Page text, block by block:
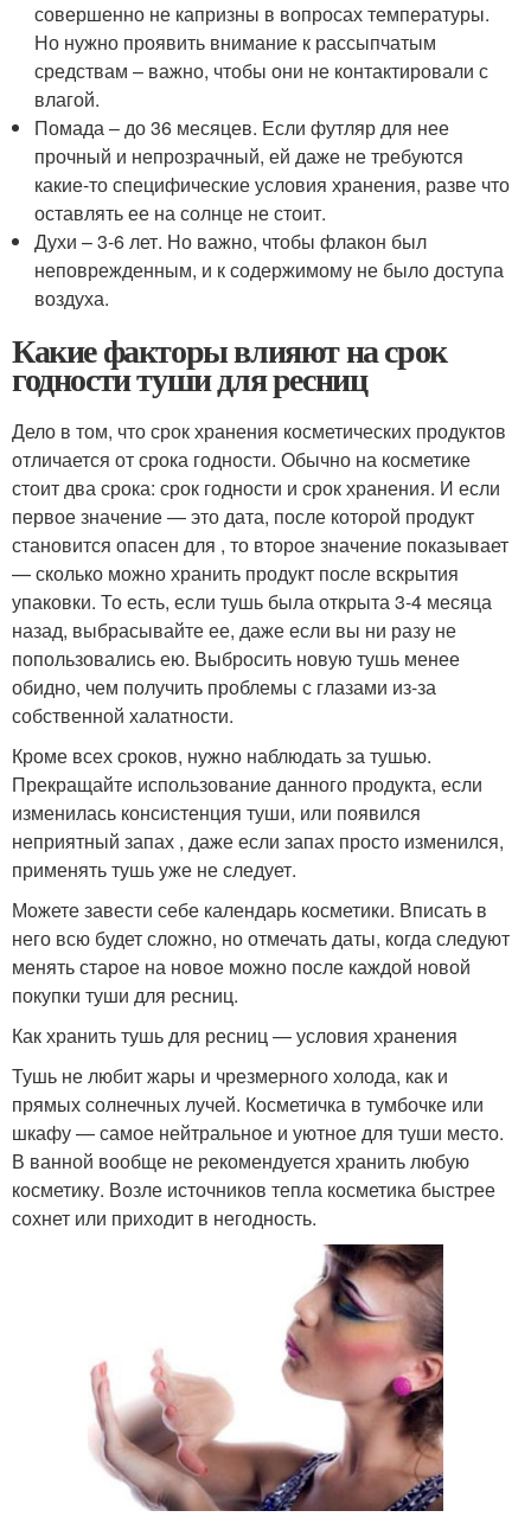
совершенно не капризны в вопросах температуры.
Но нужно проявить внимание к рассыпчатым
средствам – важно, чтобы они не контактировали с
влагой.
Помада – до 36 месяцев. Если футляр для нее
прочный и непрозрачный, ей даже не требуются
какие-то специфические условия хранения, разве что
оставлять ее на солнце не стоит.
Духи – 3-6 лет. Но важно, чтобы флакон был
неповрежденным, и к содержимому не было доступа
воздуха.
Какие факторы влияют на срок
годности туши для ресниц
Дело в том, что срок хранения косметических продуктов
отличается от срока годности. Обычно на косметике
стоит два срока: срок годности и срок хранения. И если
первое значение — это дата, после которой продукт
становится опасен для , то второе значение показывает
— сколько можно хранить продукт после вскрытия
упаковки. То есть, если тушь была открыта 3-4 месяца
назад, выбрасывайте ее, даже если вы ни разу не
попользовались ею. Выбросить новую тушь менее
обидно, чем получить проблемы с глазами из-за
собственной халатности.
Кроме всех сроков, нужно наблюдать за тушью.
Прекращайте использование данного продукта, если
изменилась консистенция туши, или появился
неприятный запах , даже если запах просто изменился,
применять тушь уже не следует.
Можете завести себе календарь косметики. Вписать в
него всю будет сложно, но отмечать даты, когда следуют
менять старое на новое можно после каждой новой
покупки туши для ресниц.
Как хранить тушь для ресниц — условия хранения
Тушь не любит жары и чрезмерного холода, как и
прямых солнечных лучей. Косметичка в тумбочке или
шкафу — самое нейтральное и уютное для туши место.
В ванной вообще не рекомендуется хранить любую
косметику. Возле источников тепла косметика быстрее
сохнет или приходит в негодность.